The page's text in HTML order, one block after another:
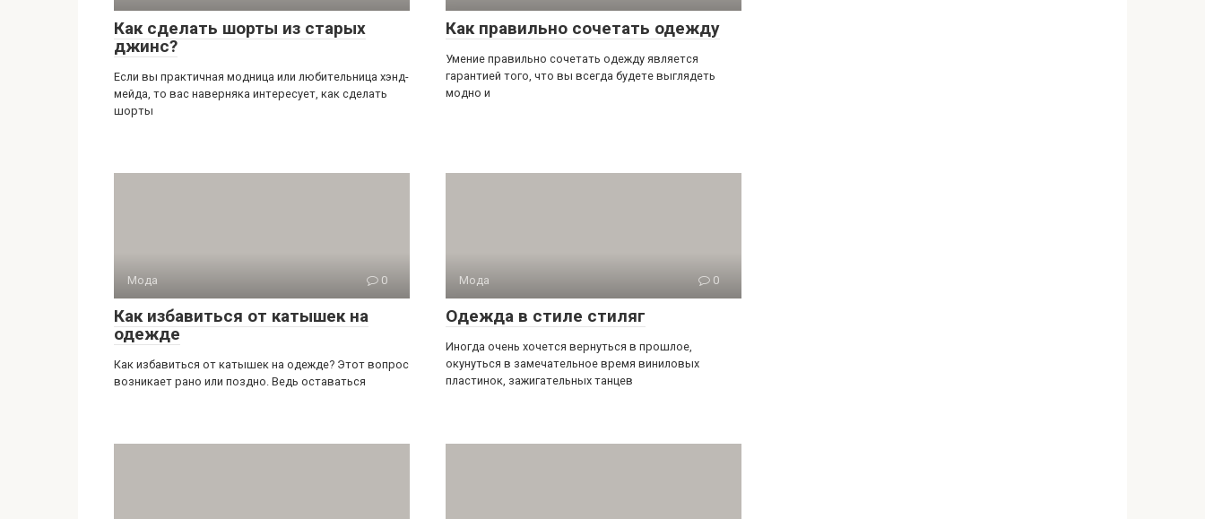
Как сделать шорты из старых
джинс?
Если вы практичная модница или любительница хэнд-
мейда, то вас наверняка интересует, как сделать
шорты
Как правильно сочетать одежду
Умение правильно сочетать одежду является
гарантией того, что вы всегда будете выглядеть
модно и
Мода 0
Как избавиться от катышек на
одежде
Как избавиться от катышек на одежде? Этот вопрос
возникает рано или поздно. Ведь оставаться
Мода 0
Одежда в стиле стиляг
Иногда очень хочется вернуться в прошлое,
окунуться в замечательное время виниловых
пластинок, зажигательных танцев